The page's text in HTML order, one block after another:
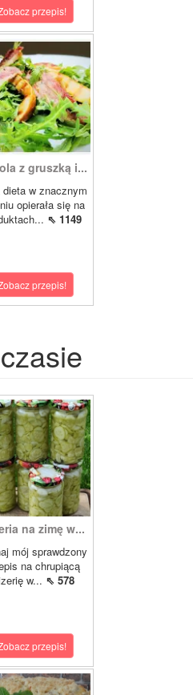
przepis!
z gruszką i...
dieta w znacznym
opierała się na
⇖ 1149
przepis!
na zimę w...
mój sprawdzony
na chrupiącą
w... ⇖ 578
przepis!